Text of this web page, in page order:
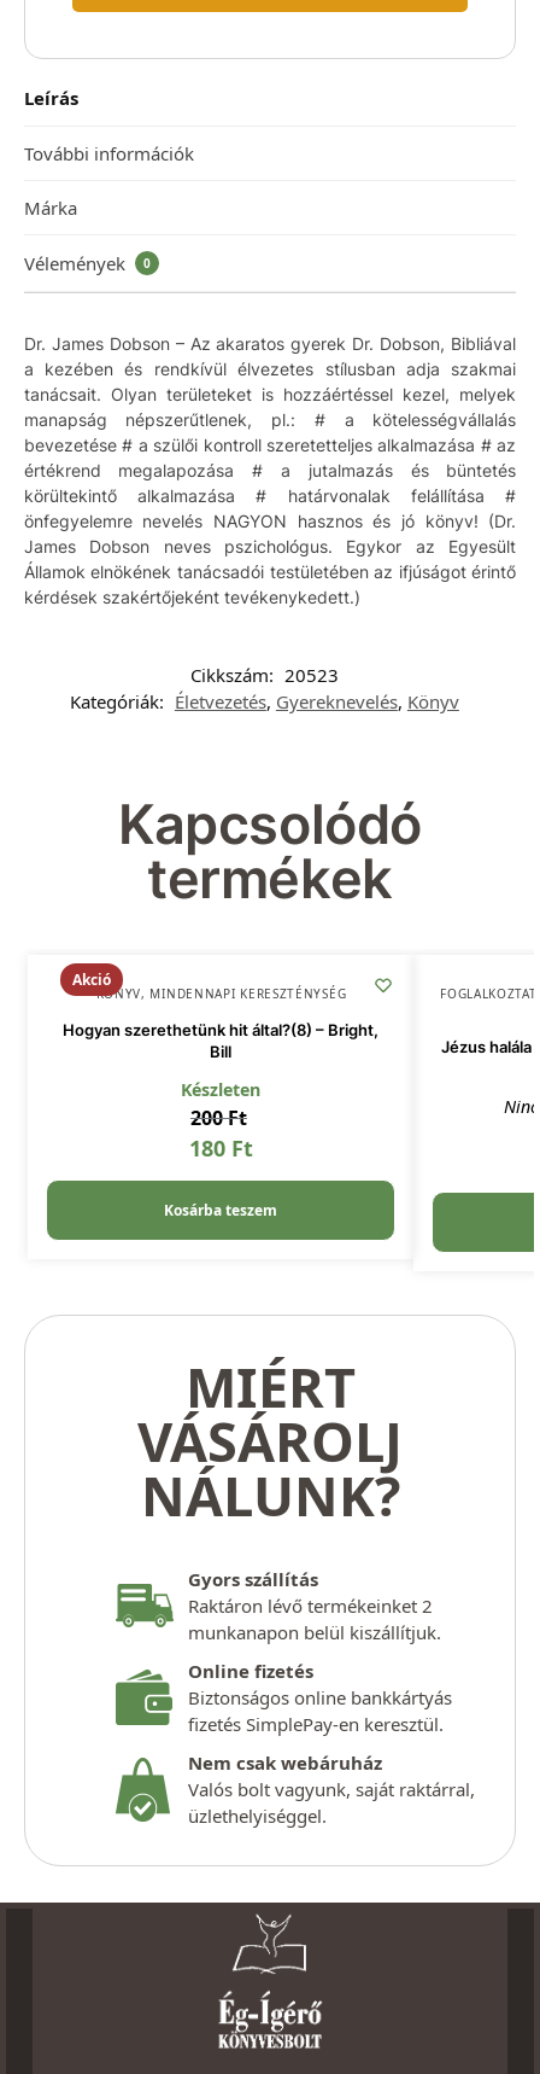
Leírás
További információk
Márka
Vélemények 0
Dr. James Dobson – Az akaratos gyerek Dr. Dobson, Bibliával
a kezében és rendkívül élvezetes stílusban adja szakmai
tanácsait. Olyan területeket is hozzáértéssel kezel, melyek
manapság népszerűtlenek, pl.: # a kötelességvállalás
bevezetése # a szülői kontroll szeretetteljes alkalmazása # az
értékrend megalapozása # a jutalmazás és büntetés
körültekintő alkalmazása # határvonalak felállítása #
önfegyelemre nevelés NAGYON hasznos és jó könyv! (Dr.
James Dobson neves pszichológus. Egykor az Egyesült
Államok elnökének tanácsadói testületében az ifjúságot érintő
kérdések szakértőjeként tevékenykedett.)
Cikkszám: 20523
Kategóriák: Életvezetés, Gyereknevelés, Könyv
Kapcsolódó
termékek
Akció
KÖNYV, MINDENNAPI KERESZTÉNYSÉG
Hogyan szerethetünk hit által?(8) – Bright,
Bill
Készleten
200Ft
180 Ft
Kosárba teszem
Jézus halála
MIÉRT
VÁSÁROLJ
NÁLUNK?
Gyors szállítás
Raktáron lévő termékeinket 2
munkanapon belül kiszállítjuk.
Online fizetés
Biztonságos online bankkártyás
fizetés SimplePay-en keresztül.
Nem csak webáruház
Valós bolt vagyunk, saját raktárral,
üzlethelyiséggel.